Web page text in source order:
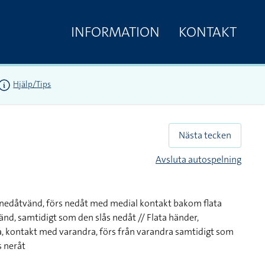
INFORMATION KONTAKT
Hjälp/Tips
Nästa tecken
Avsluta autospelning
förs nedåt med medial kontakt bakom flata
samtidigt som den slås nedåt // Flata händer,
kontakt med varandra, förs från varandra samtidigt som
neråt